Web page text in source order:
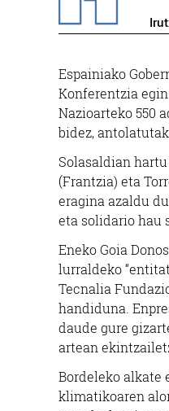
Espainiako
Konferentzia
Nazioarteko 550
bidez,
Solasaldian
(Frantzia) eta
eragina azaldu
eta solidario hau
Eneko Goia
lurraldeko
Tecnalia
handiduna.
daude gure
artean
Bordeleko alkate
klimatikoaren